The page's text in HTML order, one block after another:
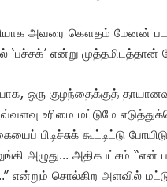
அவரை கௌதம் மேனன்
‘பச்சக்’ என்று
ஒரு குழந்தைக்குத்
உரிமை மட்டுமே
பிடிச்சுக் கூட்டிட்டு
அழுது… அதிகபட்சம்
என்றும் சொல்கிற அளவில்